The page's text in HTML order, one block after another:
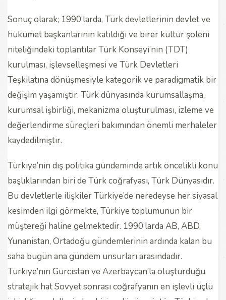
Sonuç olarak; 1990’larda, Türk devletlerinin devlet ve
hükümet başkanlarının katıldığı ve birer kültür şöleni
niteliğindeki toplantılar Türk Konseyi’nin (TDT)
kurulması, işlevselleşmesi ve Türk Devletleri
Teşkilatına dönüşmesiyle kategorik ve paradigmatik bir
değişim yaşamıştır. Türk dünyasında kurumsallaşma,
kurumsal işbirliği, mekanizma oluşturulması, izleme ve
değerlendirme süreçleri bakımından önemli merhaleler
kaydedilmiştir.
Türkiye’nin dış politika gündeminde artık öncelikli konu
başlıklarından biri de Türk coğrafyası, Türk Dünyasıdır.
Bu devletlerle ilişkiler Türkiye’de neredeyse her siyasal
kesimden ilgi görmekte, Türkiye toplumunun bir
müştereği haline gelmektedir. 1990’larda AB, ABD,
Yunanistan, Ortadoğu gündemlerinin ardında kalan bu
saha bugün ana gündem unsurları arasındadır.
Türkiye’nin Gürcistan ve Azerbaycan’la oluşturduğu
stratejik hat Sovyet sonrası coğrafyanın en işlevli üçlü